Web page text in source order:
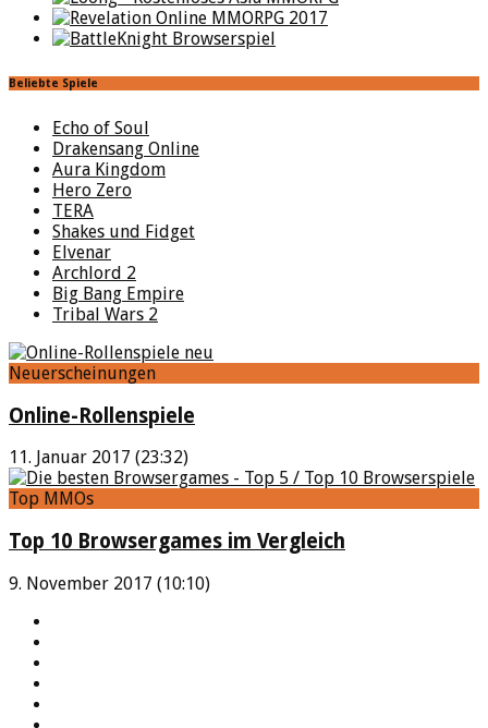
Beliebte Spiele
Echo of Soul
Drakensang Online
Aura Kingdom
Hero Zero
TERA
Shakes und Fidget
Elvenar
Archlord 2
Big Bang Empire
Tribal Wars 2
Neuerscheinungen
Online-Rollenspiele
11. Januar 2017 (23:32)
Top MMOs
Top 10 Browsergames im Vergleich
9. November 2017 (10:10)